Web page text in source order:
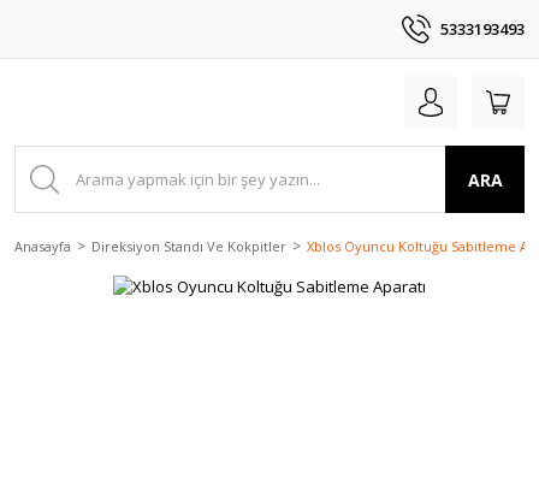
5333193493
ARA
Anasayfa Direksiyon Standı Ve Kokpitler Xblos Oyuncu Koltuğu Sabitleme